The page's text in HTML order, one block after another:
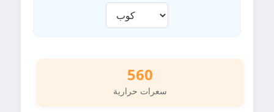
560
سعرات حرارية